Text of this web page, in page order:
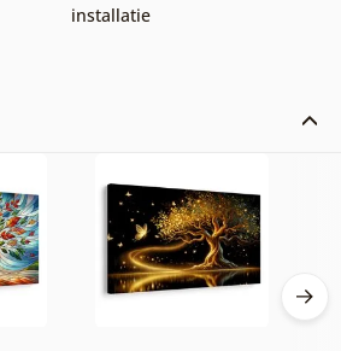
installatie